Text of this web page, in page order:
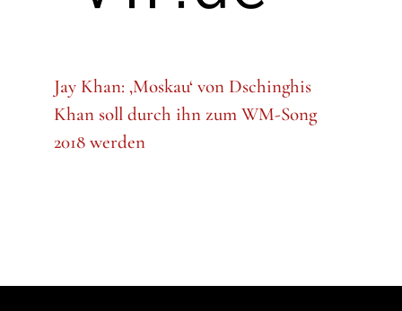
Jay Khan: ‚Moskau‘ von Dschinghis
Khan soll durch ihn zum WM-Song
2018 werden